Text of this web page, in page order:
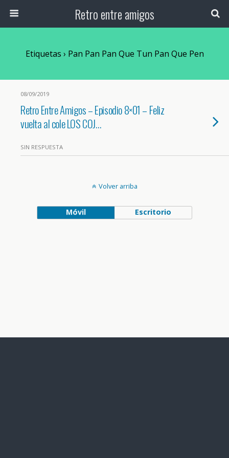
Retro entre amigos
Etiquetas › Pan Pan Pan Que Tun Pan Que Pen
08/09/2019
Retro Entre Amigos – Episodio 8×01 – Feliz
vuelta al cole LOS COJ…
SIN RESPUESTA
Volver arriba
Móvil Escritorio